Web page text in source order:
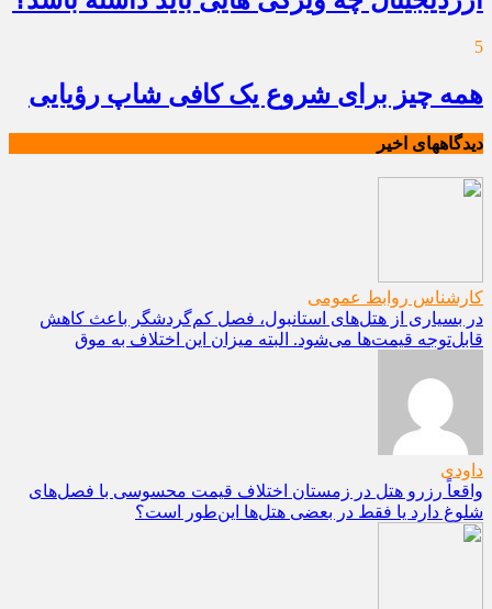
5
همه چیز برای شروع یک کافی شاپ رؤیایی
دیدگاههای اخیر
کارشناس روابط عمومی
در بسیاری از هتل‌های استانبول، فصل کم‌گردشگر باعث کاهش
قابل‌توجه قیمت‌ها می‌شود. البته میزان این اختلاف به موق
داودی
واقعاً رزرو هتل در زمستان اختلاف قیمت محسوسی با فصل‌های
شلوغ دارد یا فقط در بعضی هتل‌ها این‌طور است؟